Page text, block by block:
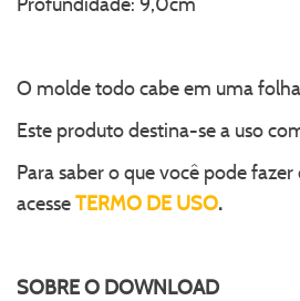
O molde todo cabe em uma
Este produto destina-se a uso
Para saber o que você pode
acesseTERMO DE USO.
SOBRE O DOWNLOAD